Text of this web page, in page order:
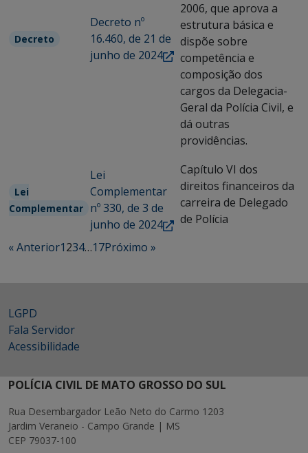
Decreto
Decreto nº
16.460, de 21 de
junho de 2024
2006, que aprova a
estrutura básica e
dispõe sobre
competência e
composição dos
cargos da Delegacia-
Geral da Polícia Civil, e
dá outras
providências.
Lei
Complementar
Lei
Complementar
nº 330, de 3 de
junho de 2024
Capítulo VI dos
direitos financeiros da
carreira de Delegado
de Polícia
« Anterior1234…17Próximo »
LGPD
Fala Servidor
Acessibilidade
POLÍCIA CIVIL DE MATO GROSSO DO SUL
Rua Desembargador Leão Neto do Carmo 1203
Jardim Veraneio - Campo Grande | MS
CEP 79037-100